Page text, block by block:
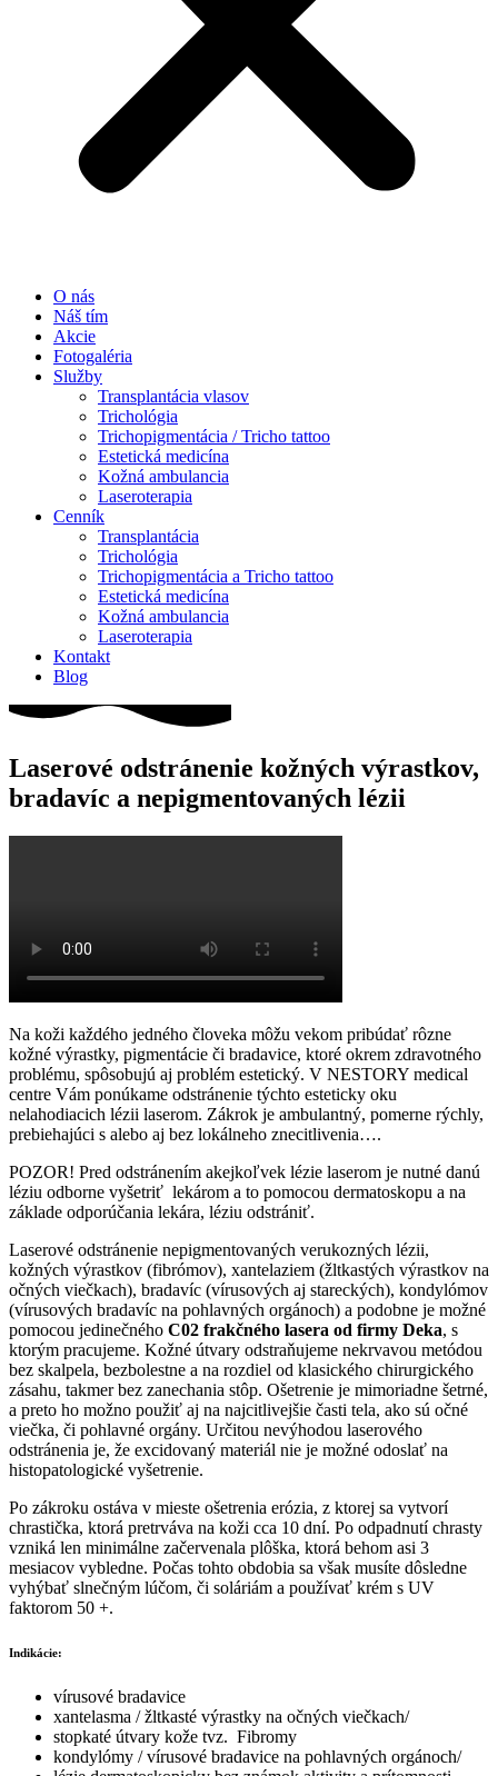
O nás
Náš tím
Akcie
Fotogaléria
Služby
Transplantácia vlasov
Trichológia
Trichopigmentácia / Tricho tattoo
Estetická medicína
Kožná ambulancia
Laseroterapia
Cenník
Transplantácia
Trichológia
Trichopigmentácia a Tricho tattoo
Estetická medicína
Kožná ambulancia
Laseroterapia
Kontakt
Blog
Laserové odstránenie kožných výrastkov,
bradavíc a nepigmentovaných lézii
Na koži každého jedného človeka môžu vekom pribúdať rôzne
kožné výrastky, pigmentácie či bradavice, ktoré okrem zdravotného
problému, spôsobujú aj problém estetický. V NESTORY medical
centre Vám ponúkame odstránenie týchto esteticky oku
nelahodiacich lézii laserom. Zákrok je ambulantný, pomerne rýchly,
prebiehajúci s alebo aj bez lokálneho znecitlivenia….
POZOR! Pred odstránením akejkoľvek lézie laserom je nutné danú
léziu odborne vyšetriť lekárom a to pomocou dermatoskopu a na
základe odporúčania lekára, léziu odstrániť.
Laserové odstránenie nepigmentovaných verukozných lézii,
kožných výrastkov (fibrómov), xantelaziem (žltkastých výrastkov na
očných viečkach), bradavíc (vírusových aj stareckých), kondylómov
(vírusových bradavíc na pohlavných orgánoch) a podobne je možné
pomocou jedinečného C02 frakčného lasera od firmy Deka, s
ktorým pracujeme. Kožné útvary odstraňujeme nekrvavou metódou
bez skalpela, bezbolestne a na rozdiel od klasického chirurgického
zásahu, takmer bez zanechania stôp. Ošetrenie je mimoriadne šetrné,
a preto ho možno použiť aj na najcitlivejšie časti tela, ako sú očné
viečka, či pohlavné orgány. Určitou nevýhodou laserového
odstránenia je, že excidovaný materiál nie je možné odoslať na
histopatologické vyšetrenie.
Po zákroku ostáva v mieste ošetrenia erózia, z ktorej sa vytvorí
chrastička, ktorá pretrváva na koži cca 10 dní. Po odpadnutí chrasty
vzniká len minimálne začervenala plôška, ktorá behom asi 3
mesiacov vybledne. Počas tohto obdobia sa však musíte dôsledne
vyhýbať slnečným lúčom, či soláriám a používať krém s UV
faktorom 50 +.
Indikácie:
vírusové bradavice
xantelasma / žltkasté výrastky na očných viečkach/
stopkaté útvary kože tvz. Fibromy
kondylómy / vírusové bradavice na pohlavných orgánoch/